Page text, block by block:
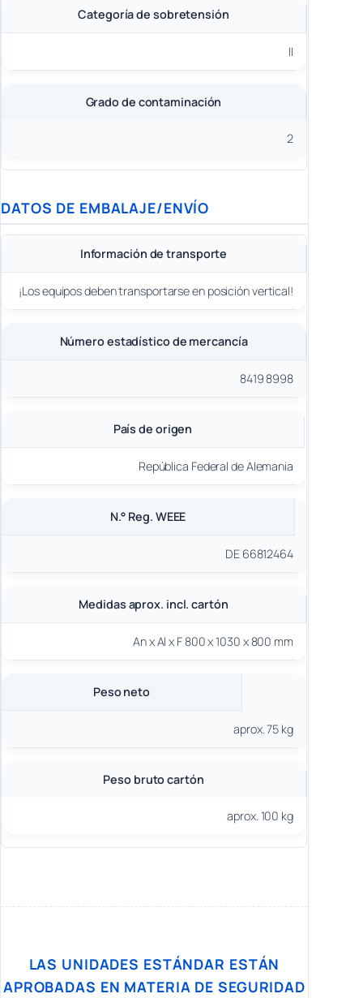
Categoría de sobretensión
II
Grado de contaminación
2
DATOS DE EMBALAJE/ENVÍO
Información de transporte
¡Los equipos deben transportarse en posición vertical!
Número estadístico de mercancía
8419 8998
País de origen
República Federal de Alemania
N.° Reg. WEEE
DE 66812464
Medidas aprox. incl. cartón
An x Al x F 800 x 1030 x 800 mm
Peso neto
aprox. 75 kg
Peso bruto cartón
aprox. 100 kg
LAS UNIDADES ESTÁNDAR ESTÁN
APROBADAS EN MATERIA DE SEGURIDAD